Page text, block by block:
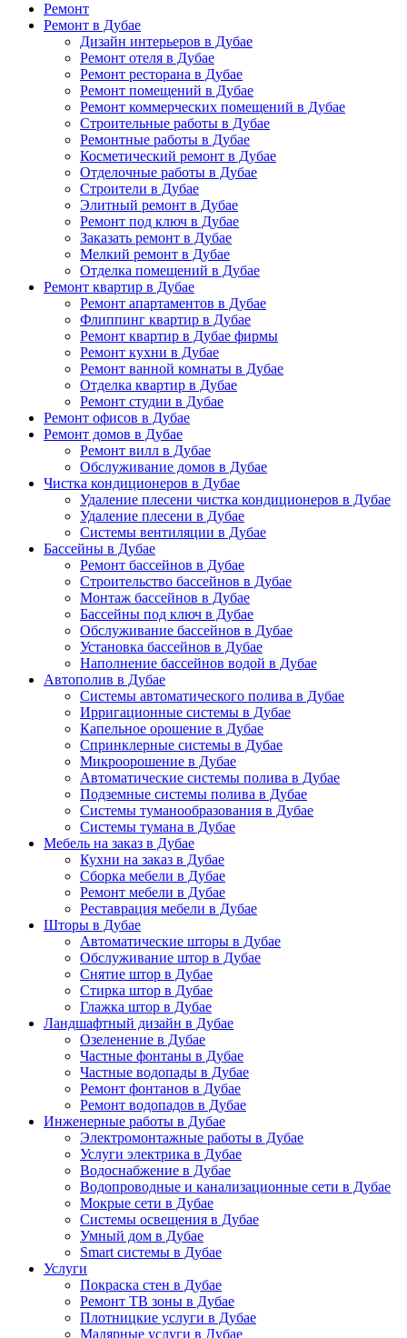
Ремонт
Ремонт в Дубае
Дизайн интерьеров в Дубае
Ремонт отеля в Дубае
Ремонт ресторана в Дубае
Ремонт помещений в Дубае
Ремонт коммерческих помещений в Дубае
Строительные работы в Дубае
Ремонтные работы в Дубае
Косметический ремонт в Дубае
Отделочные работы в Дубае
Строители в Дубае
Элитный ремонт в Дубае
Ремонт под ключ в Дубае
Заказать ремонт в Дубае
Мелкий ремонт в Дубае
Отделка помещений в Дубае
Ремонт квартир в Дубае
Ремонт апартаментов в Дубае
Флиппинг квартир в Дубае
Ремонт квартир в Дубае фирмы
Ремонт кухни в Дубае
Ремонт ванной комнаты в Дубае
Отделка квартир в Дубае
Ремонт студии в Дубае
Ремонт офисов в Дубае
Ремонт домов в Дубае
Ремонт вилл в Дубае
Обслуживание домов в Дубае
Чистка кондиционеров в Дубае
Удаление плесени чистка кондиционеров в Дубае
Удаление плесени в Дубае
Системы вентиляции в Дубае
Бассейны в Дубае
Ремонт бассейнов в Дубае
Строительство бассейнов в Дубае
Монтаж бассейнов в Дубае
Бассейны под ключ в Дубае
Обслуживание бассейнов в Дубае
Установка бассейнов в Дубае
Наполнение бассейнов водой в Дубае
Автополив в Дубае
Системы автоматического полива в Дубае
Ирригационные системы в Дубае
Капельное орошение в Дубае
Спринклерные системы в Дубае
Микроорошение в Дубае
Автоматические системы полива в Дубае
Подземные системы полива в Дубае
Системы туманообразования в Дубае
Системы тумана в Дубае
Мебель на заказ в Дубае
Кухни на заказ в Дубае
Сборка мебели в Дубае
Ремонт мебели в Дубае
Реставрация мебели в Дубае
Шторы в Дубае
Автоматические шторы в Дубае
Обслуживание штор в Дубае
Снятие штор в Дубае
Стирка штор в Дубае
Глажка штор в Дубае
Ландшафтный дизайн в Дубае
Озеленение в Дубае
Частные фонтаны в Дубае
Частные водопады в Дубае
Ремонт фонтанов в Дубае
Ремонт водопадов в Дубае
Инженерные работы в Дубае
Электромонтажные работы в Дубае
Услуги электрика в Дубае
Водоснабжение в Дубае
Водопроводные и канализационные сети в Дубае
Мокрые сети в Дубае
Системы освещения в Дубае
Умный дом в Дубае
Smart системы в Дубае
Услуги
Покраска стен в Дубае
Ремонт ТВ зоны в Дубае
Плотницкие услуги в Дубае
Малярные услуги в Дубае